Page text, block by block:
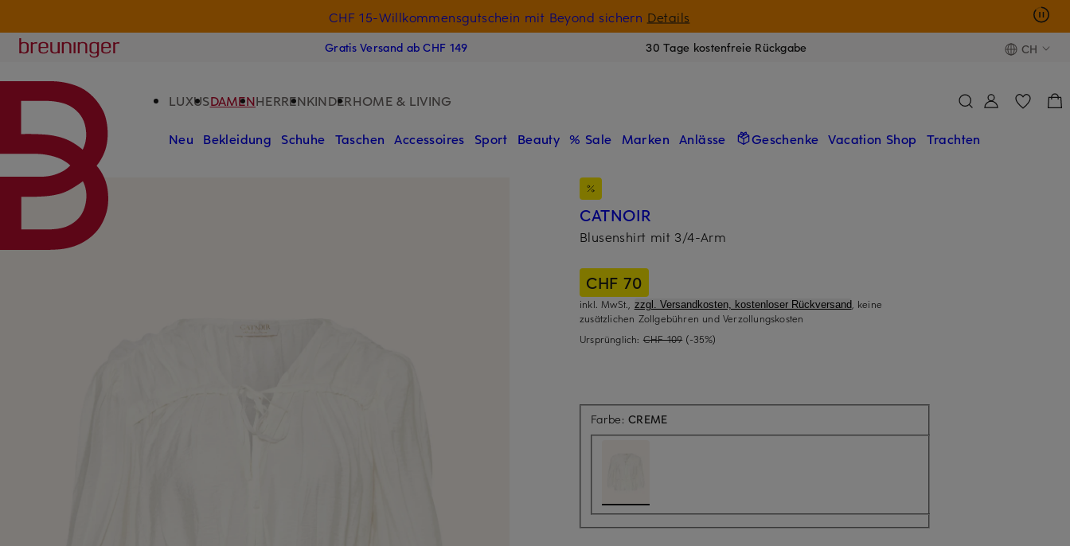
CHF 15-Willkommensgutschein mit Beyond sichern Details
Breuninger
Gratis Versand ab CHF 149 30 Tage kostenfreie Rückgabe CH
LUXUSDAMENHERRENKINDERHOME & LIVING
Neu Bekleidung Schuhe Taschen Accessoires Sport Beauty % Sale Marken Anlässe Geschenke Vacation Shop Trachten
CATNOIR
Blusenshirt mit 3/4-Arm
CHF 70
inkl. MwSt., zzgl. Versandkosten, kostenloser Rückversand, keine
zusätzlichen Zollgebühren und Verzollungskosten
Ursprünglich: CHF 109 (-35%)
Farbe:CREME